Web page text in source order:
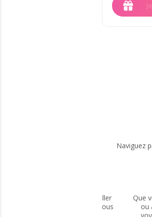
Naviguez
vous cherchiez à être rassuré(e)
ou à dénouer des situations, les